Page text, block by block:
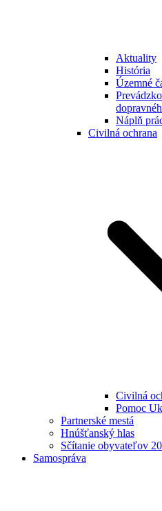
Aktuality
História
Územné
Náplň
Civilná ochrana
Civilná
Pomoc
Partnerské mestá
Hnúšťanský hlas
Sčítanie obyvateľov
Samospráva